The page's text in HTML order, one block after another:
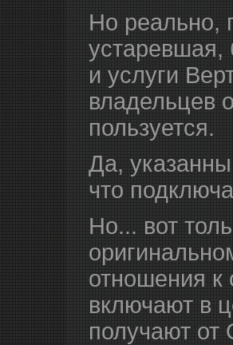
Но реально,
устаревшая,
и услуги
владельцев
пользуется.
Да,
что
Но... вот
отношения к
включают в
получают от